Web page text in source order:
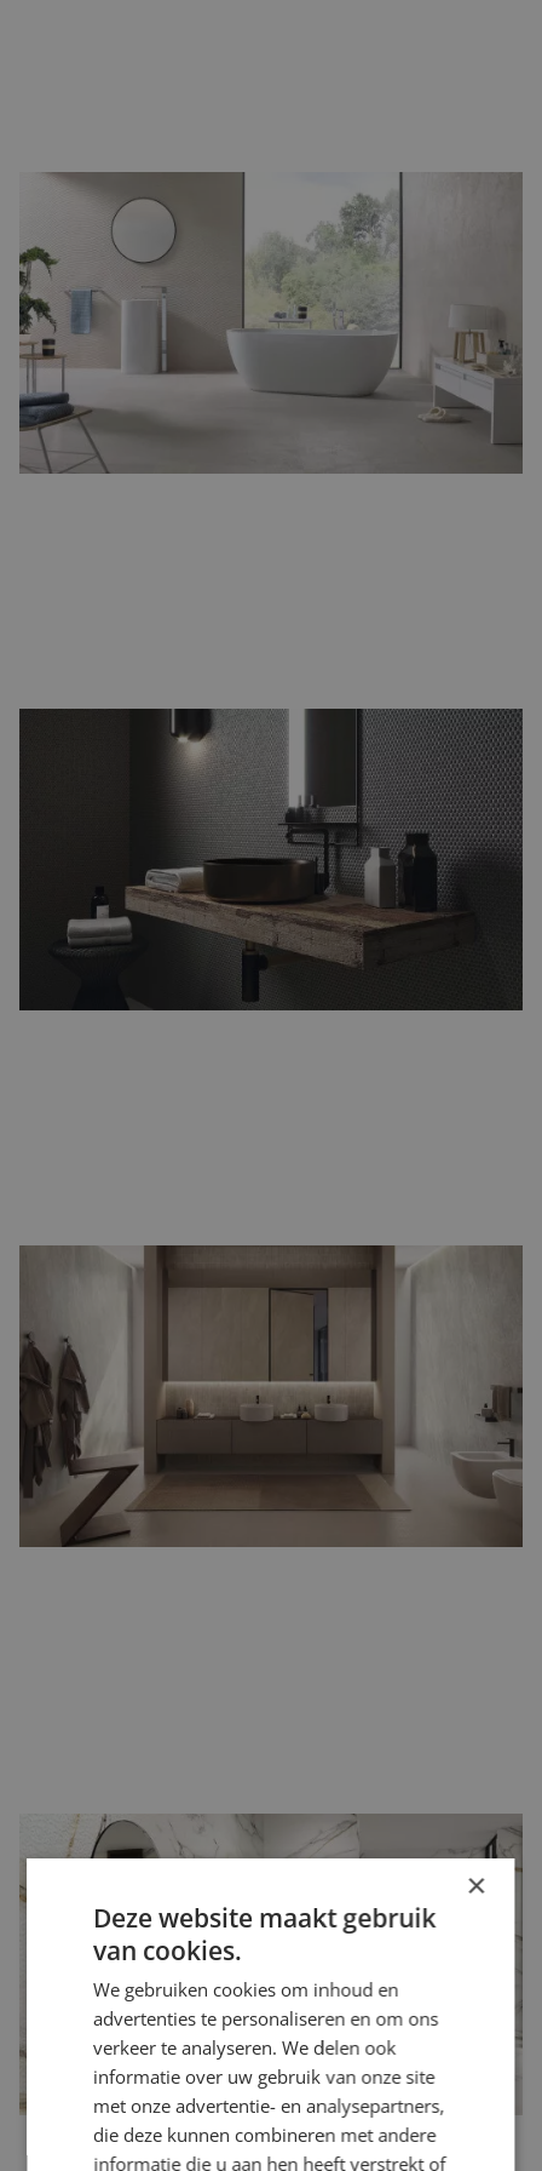
Lichte tegels
Lichte tegels, zoals pasteltinten, geven uw ruimte een luchtige
en open uitstraling. Ze zijn perfect voor kleinere kamers of
ruimtes met weinig licht. Toch kunnen lichte tegels, net als witte,
wat meer onderhoud vergen in drukbezochte ruimtes.
geven uw ruimte een luxe en moderne uitstraling.
Ze passen perfect bij een industrieel interieur en maken van uw
woonkamer een echte eyecatcher. Maar let op: kalk en stof
vallen sneller op, vooral in natte ruimtes zoals badkamers.
brengen een warme en rustieke sfeer in uw huis. Ze
combineren makkelijk met natuurlijke materialen en zijn ideaal
voor een landelijke stijl. Houd er wel rekening mee dat vlekken,
zoals koffie, zichtbaar kunnen blijven als ze niet direct worden
schoongemaakt.
Witte tegels
Witte tegels
zijn fris, tijdloos en maken elke ruimte optisch
groter. Ze zijn ideaal voor kleine ruimtes of minimalistische
interieurs. Wel zijn vuil en vlekken sneller zichtbaar, wat extra
onderhoud kan betekenen. Ook wordt er vaak een witte voeg
gebruikt bij een witte tegel. Het nadeel hieraan kan zijn dat de
voeg sneller verkleurd door het vuil wat erin trekt.
×
Deze website maakt gebruik
van cookies.
We gebruiken cookies om inhoud en
advertenties te personaliseren en om ons
verkeer te analyseren. We delen ook
informatie over uw gebruik van onze site
met onze advertentie- en analysepartners,
die deze kunnen combineren met andere
informatie die u aan hen heeft verstrekt of